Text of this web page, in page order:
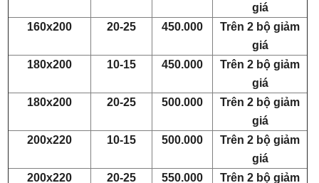
giá
160x200
20-25 450.000
Trên 2 bộ giảm
giá
180x200
10-15 450.000
Trên 2 bộ giảm
giá
180x200
20-25 500.000
Trên 2 bộ giảm
giá
200x220
10-15 500.000
Trên 2 bộ giảm
giá
200x220
20-25 550.000 Trên 2 bộ giảm